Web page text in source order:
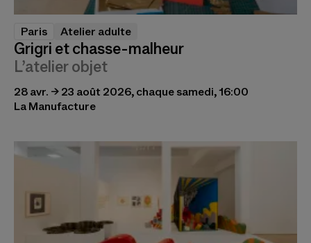
Paris Atelier adulte
Grigri et chasse-malheur
L’atelier objet
28 avr. → 23 août 2026, chaque samedi, 16:00
La Manufacture